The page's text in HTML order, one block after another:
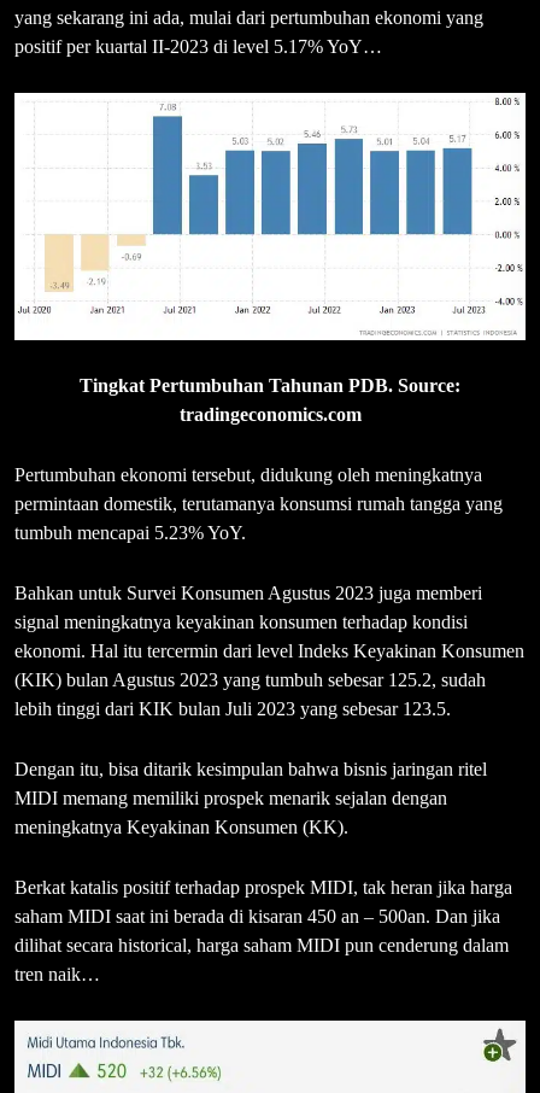
yang sekarang ini ada, mulai dari pertumbuhan ekonomi yang
positif per kuartal II-2023 di level 5.17% YoY…
Tingkat Pertumbuhan Tahunan PDB. Source:
tradingeconomics.com
Pertumbuhan ekonomi tersebut, didukung oleh meningkatnya
permintaan domestik, terutamanya konsumsi rumah tangga yang
tumbuh mencapai 5.23% YoY.
Bahkan untuk Survei Konsumen Agustus 2023 juga memberi
signal meningkatnya keyakinan konsumen terhadap kondisi
ekonomi. Hal itu tercermin dari level Indeks Keyakinan Konsumen
(KIK) bulan Agustus 2023 yang tumbuh sebesar 125.2, sudah
lebih tinggi dari KIK bulan Juli 2023 yang sebesar 123.5.
Dengan itu, bisa ditarik kesimpulan bahwa bisnis jaringan ritel
MIDI memang memiliki prospek menarik sejalan dengan
meningkatnya Keyakinan Konsumen (KK).
Berkat katalis positif terhadap prospek MIDI, tak heran jika harga
saham MIDI saat ini berada di kisaran 450 an – 500an. Dan jika
dilihat secara historical, harga saham MIDI pun cenderung dalam
tren naik…